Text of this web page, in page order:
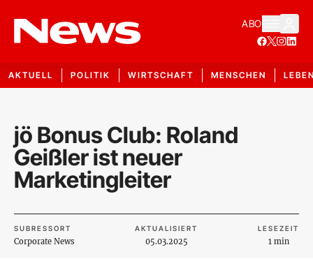
ABO
AKTUELL POLITIK WIRTSCHAFT MENSCHEN
jö Bonus Club: Roland
Geißler ist neuer
Marketingleiter
SUBRESSORT
Corporate News
AKTUALISIERT
05.03.2025
LESEZEIT
1 min